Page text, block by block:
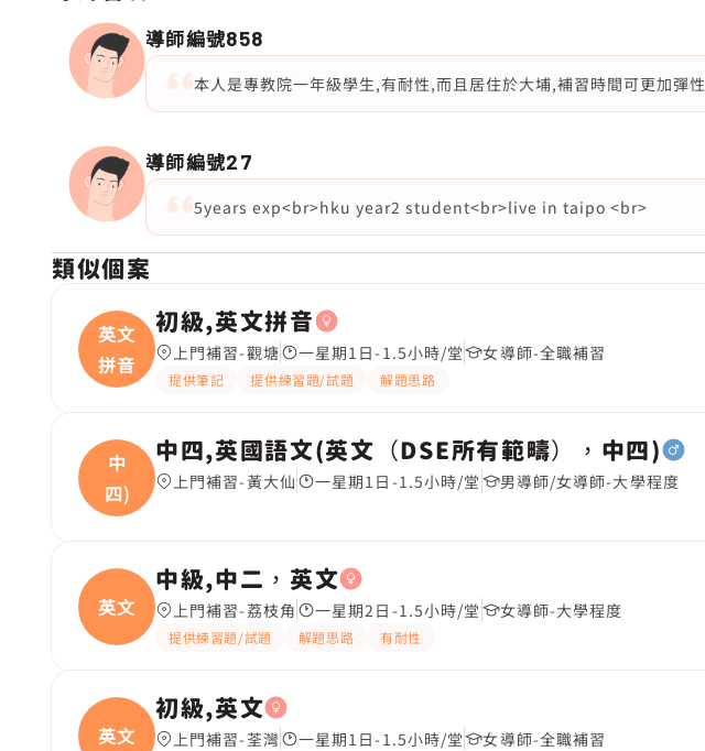
導師編號858
本人是專教院一年級學生,有耐性,而且居住於大埔,補習時間可更加彈性
導師編號27
5years exp<br>hku year2 student<br>live in taipo <br>
類似個案
英文
拼音
初級,英文拼音
上門補習-觀塘 一星期1日-1.5小時/堂 女導師-全職補習
提供筆記 提供練習題/試題 解題思路
中
四)
中四,英國語文(英文（DSE所有範疇），中四)
上門補習-黃大仙 一星期1日-1.5小時/堂 男導師/女導師-大學程度
英文
中級,中二，英文
上門補習-荔枝角 一星期2日-1.5小時/堂 女導師-大學程度
提供練習題/試題 解題思路 有耐性
英文
初級,英文
上門補習-荃灣 一星期1日-1.5小時/堂 女導師-全職補習